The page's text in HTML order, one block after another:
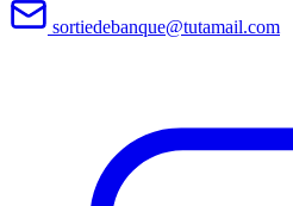
sortiedebanque@tutamail.com